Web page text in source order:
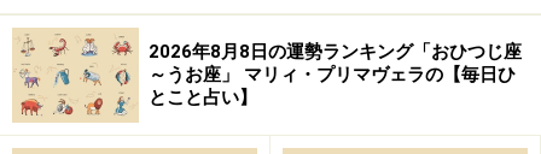
う。
＞【今週の運勢】を占う
＞【10月の運勢】を占う
2026年8月8日の運勢ランキング「おひつじ座
～うお座」 マリィ・プリマヴェラの【毎日ひ
とこと占い】